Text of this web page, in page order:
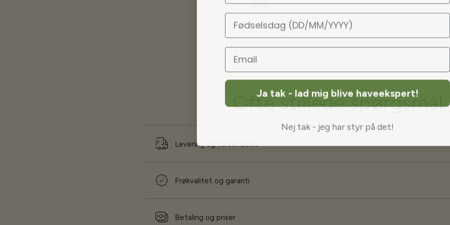
Leaa
Ofte stillede spørgsmål
Levering og forsendelse
Frøkvalitet og garanti
Betaling og priser
Fødselsdag
Ja tak - lad mig blive haveekspert!
Nej tak - jeg har styr på det!